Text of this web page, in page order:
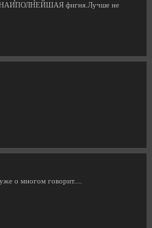
НАИПОЛНЕЙШАЯ фигня.Лучше не
о многом говорит....